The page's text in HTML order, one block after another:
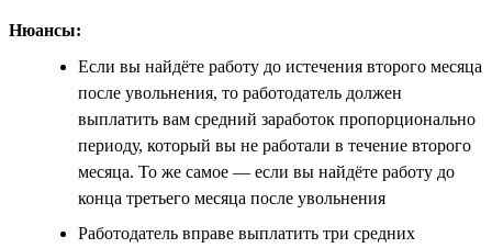
Нюансы:
Если вы найдёте работу до истечения второго месяца
после увольнения, то работодатель должен
выплатить вам средний заработок пропорционально
периоду, который вы не работали в течение второго
месяца. То же самое — если вы найдёте работу до
конца третьего месяца после увольнения
Работодатель вправе выплатить три средних